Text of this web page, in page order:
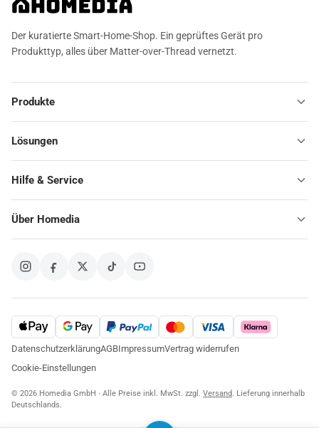
Der kuratierte Smart-Home-Shop. Ein geprüftes Gerät pro
Produkttyp, alles über Matter-over-Thread vernetzt.
Produkte
Lösungen
Hilfe & Service
Über Homedia
DatenschutzerklärungAGBImpressumVertrag widerrufen
Cookie-Einstellungen
© 2026 Homedia GmbH · Alle Preise inkl. MwSt. zzgl. Versand. Lieferung innerhalb
Deutschlands.